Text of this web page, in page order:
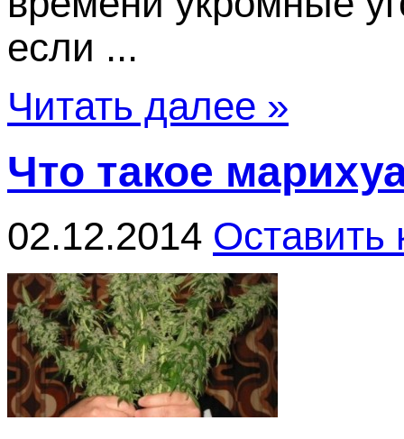
если ...
Читать далее »
Что такое
02.12.2014 Оставить